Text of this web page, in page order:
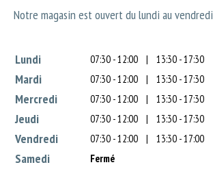
Notre magasin est ouvert du lundi au vendredi
Lundi 07:30 - 12:00 | 13:30 - 17:30
Mardi 07:30 - 12:00 | 13:30 - 17:30
Mercredi 07:30 - 12:00 | 13:30 - 17:30
Jeudi 07:30 - 12:00 | 13:30 - 17:30
Vendredi 07:30 - 12:00 | 13:30 - 17:00
Samedi Fermé